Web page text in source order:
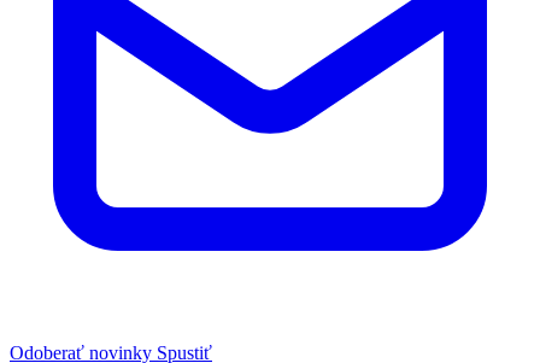
Odoberať novinky Spustiť